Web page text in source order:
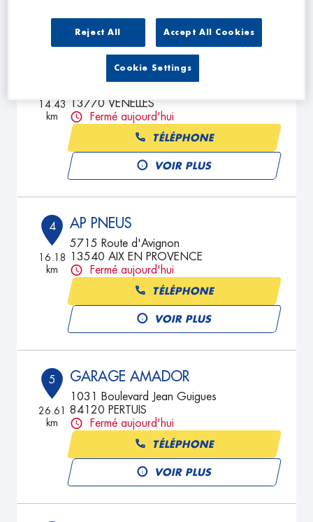
14.43
km
BSC AUTO
13770 VENELLES
Fermé aujourd'hui
TÉLÉPHONE
VOIR PLUS
4
16.18
km
AP PNEUS
5715 Route d'Avignon
13540 AIX EN PROVENCE
Fermé aujourd'hui
TÉLÉPHONE
VOIR PLUS
5
26.61
km
GARAGE AMADOR
1031 Boulevard Jean Guigues
84120 PERTUIS
Fermé aujourd'hui
TÉLÉPHONE
VOIR PLUS
Reject All Accept All Cookies
Cookie Settings